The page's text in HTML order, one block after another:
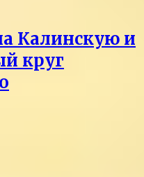
Калинскую и
круг